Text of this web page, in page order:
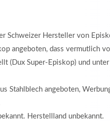
Schweizer Hersteller von
angeboten, dass vermutlich
(Dux Super-Episkop) und
Stahlblech angeboten,
Herstellland unbekannt.